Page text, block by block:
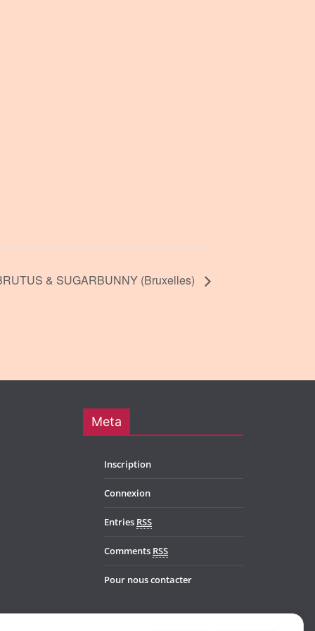
& SUGARBUNNY (Bruxelles)
Meta
Inscription
Connexion
Entries RSS
Comments RSS
Pour nous contacter